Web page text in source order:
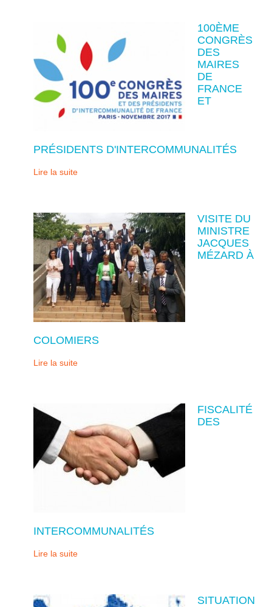
100ÈME
CONGRÈS
DES
MAIRES
DE
FRANCE
ET
PRÉSIDENTS D'INTERCOMMUNALITÉS
Lire la suite
VISITE DU
MINISTRE
JACQUES
MÉZARD À
COLOMIERS
Lire la suite
FISCALITÉ
DES
INTERCOMMUNALITÉS
Lire la suite
SITUATION